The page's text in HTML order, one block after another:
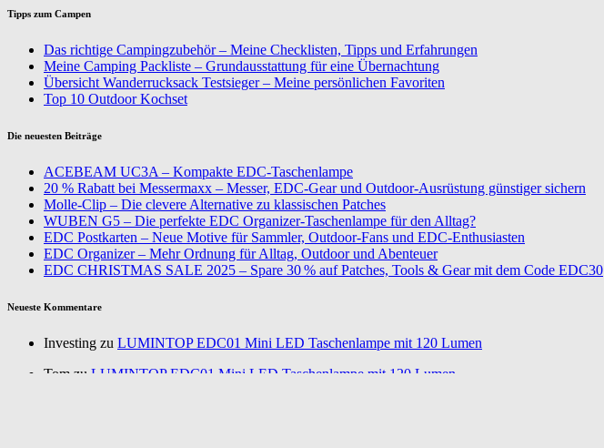
Tipps zum Campen
Das richtige Campingzubehör – Meine Checklisten, Tipps und Erfahrungen
Meine Camping Packliste – Grundausstattung für eine Übernachtung
Übersicht Wanderrucksack Testsieger – Meine persönlichen Favoriten
Top 10 Outdoor Kochset
Die neuesten Beiträge
ACEBEAM UC3A – Kompakte EDC-Taschenlampe
20 % Rabatt bei Messermaxx – Messer, EDC-Gear und Outdoor-Ausrüstung günstiger sichern
Molle-Clip – Die clevere Alternative zu klassischen Patches
WUBEN G5 – Die perfekte EDC Organizer-Taschenlampe für den Alltag?
EDC Postkarten – Neue Motive für Sammler, Outdoor-Fans und EDC-Enthusiasten
EDC Organizer – Mehr Ordnung für Alltag, Outdoor und Abenteuer
EDC CHRISTMAS SALE 2025 – Spare 30 % auf Patches, Tools & Gear mit dem Code EDC30
Neueste Kommentare
Investing zu LUMINTOP EDC01 Mini LED Taschenlampe mit 120 Lumen
Tom zu LUMINTOP EDC01 Mini LED Taschenlampe mit 120 Lumen